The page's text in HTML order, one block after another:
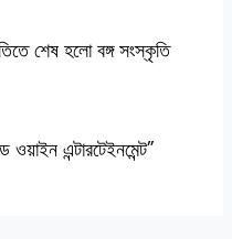
শেষ হলো বঙ্গ সংস্কৃতি
ওয়াইন এন্টারটেইনমেন্ট”